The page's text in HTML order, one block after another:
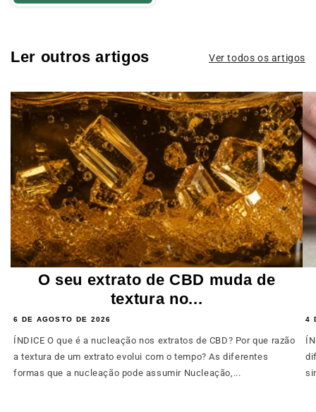
Ler outros artigos Ver todos os artigos
O seu extrato de CBD muda de
textura no...
6 DE AGOSTO DE 2026
ÍNDICE O que é a nucleação nos extratos de CBD? Por que razão
a textura de um extrato evolui com o tempo? As diferentes
formas que a nucleação pode assumir Nucleação,...
4